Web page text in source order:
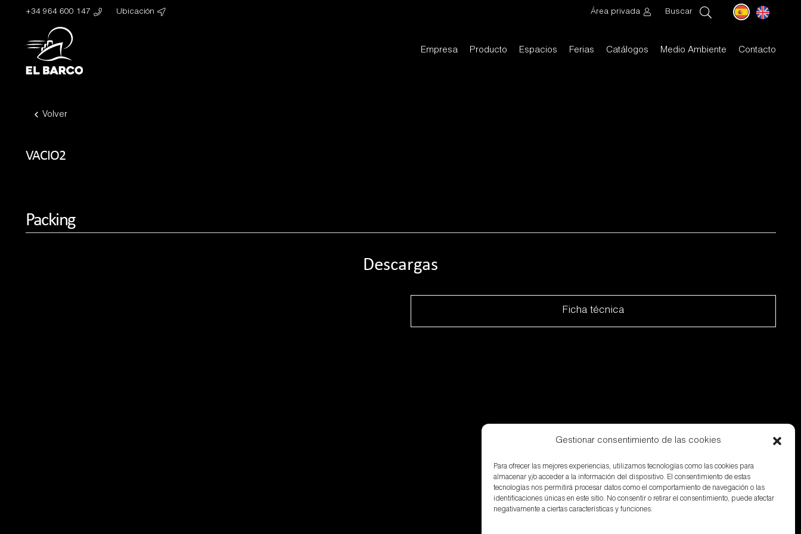
Gestionar consentimiento de las cookies
Para ofrecer las mejores experiencias, utilizamos tecnologías como las cookies para
almacenar y/o acceder a la información del dispositivo. El consentimiento de estas
tecnologías nos permitirá procesar datos como el comportamiento de navegación o las
identificaciones únicas en este sitio. No consentir o retirar el consentimiento, puede afectar
negativamente a ciertas características y funciones.
+34 964 600 147 Ubicación Área privada Buscar
Empresa Producto Espacios Ferias Catálogos Medio Ambiente Contacto
Volver
VACIO2
Packing
Descargas
Ficha técnica